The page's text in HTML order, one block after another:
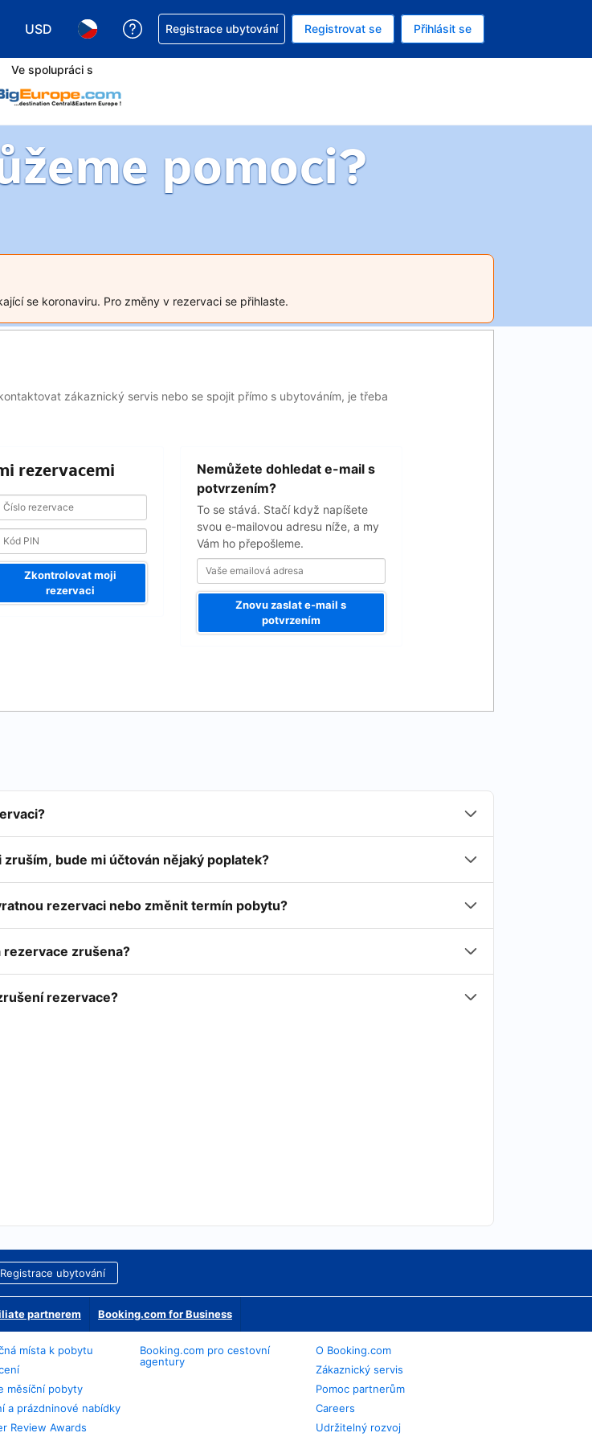
USD
Vyberte si měnu. Aktuálně zvolená měna: Americký dolar
Vyberte si jazyk. Aktuálně zvolený jazyk: V češtině
Asistence s rezervací
Registrace ubytování Registrovat se Přihlásit se
Ve spolupráci s
pomoci?
se koronaviru. Pro změny v rezervaci se přihlaste.
zákaznický servis nebo se spojit přímo s ubytováním, je třeba
rezervacemi
Zkontrolovat moji
rezervaci
Nemůžete dohledat e-mail s
potvrzením?
To se stává. Stačí když napíšete
svou e-mailovou adresu níže, a my
Vám ho přepošleme.
emailová
adresa
Znovu zaslat e-mail s
potvrzením
bude mi účtován nějaký poplatek?
rezervaci nebo změnit termín pobytu?
rezervace zrušena?
rezervace?
Registrace ubytování
partnerem Booking.com for Business
místa k pobytu
měsíční pobyty
a prázdninové nabídky
Review Awards
Booking.com pro cestovní
agentury
O Booking.com
Zákaznický servis
Pomoc partnerům
Careers
Udržitelný rozvoj